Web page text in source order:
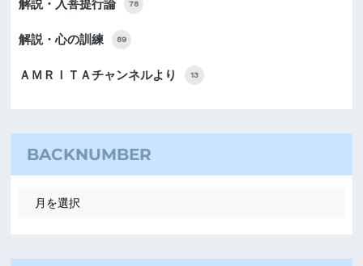
解説・入菩提行論 78
解説・心の訓練 89
ＡＭＲＩＴＡチャンネルより 13
BACKNUMBER